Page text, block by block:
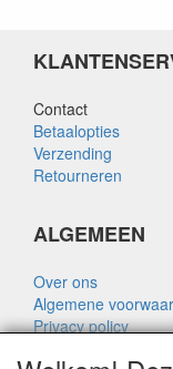
Contact
Betaalopties
Verzending
Retourneren
ALGEMEEN
Over ons
Algemene
Privacy policy